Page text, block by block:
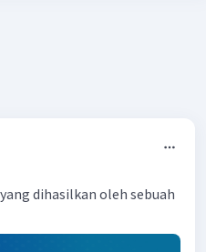
dihasilkan oleh sebuah